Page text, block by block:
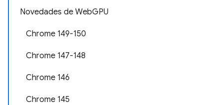
Novedades de WebGPU
Chrome 149-150
Chrome 147-148
Chrome 146
Chrome 145